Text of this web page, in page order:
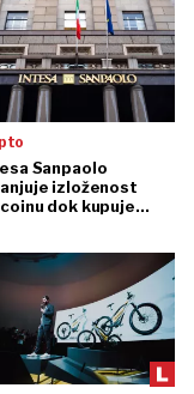
Sanpaolo
izloženost
dok kupuje